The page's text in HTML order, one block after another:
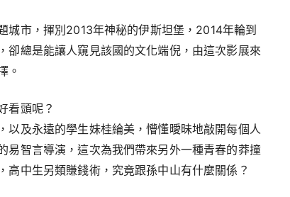
城市，揮別2013年神秘的伊斯坦堡，2014年輪到
卻總是能讓人窺見該國的文化端倪，由這次影展來
。
看頭呢？
以及永遠的學生妹桂綸美，懵懂曖昧地敲開每個人
易智言導演，這次為我們帶來另外一種青春的莽撞
高中生另類賺錢術，究竟跟孫中山有什麼關係？